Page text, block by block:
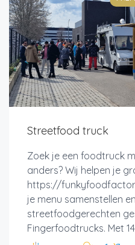
Streetfood truck
Zoek je een foodtruck
anders? Wij helpen je
https://
je menu samenstellen
streetfoodgerechten
Fingerfoodtrucks. Met